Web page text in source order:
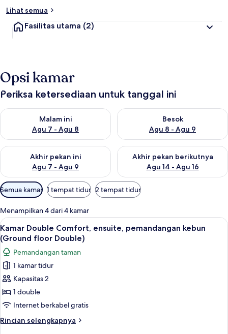
Lihat semua
Fasilitas utama (2)
Opsi kamar
Periksa ketersediaan untuk tanggal ini
Malam ini
Agu 7 - Agu 8
Periksa ketersediaan untuk malam ini Agu 7 - Agu 8
Besok
Agu 8 - Agu 9
Periksa ketersediaan untuk
Akhir pekan ini
Agu 7 - Agu 9
Periksa ketersediaan untuk akhir pekan ini Agu 7 - Agu 9
Akhir pekan berikutnya
Agu 14 - Agu 16
Periksa ketersediaan untuk
Filter
tersedia
untuk
kamar
Semua kamar 1 tempat tidur 2 tempat tidur
Menampilkan 4 dari 4 kamar
Lihat
semua
foto
untuk
Kamar
Double
Comfort,
ensuite,
pemandangan
kebun
Kamar Double Comfort, ensuite,
5
Kamar Double Comfort, ensuite, pemandangan kebun
(Ground floor Double)
Pemandangan taman
1 kamar tidur
Kapasitas 2
1 double
Internet berkabel gratis
Rincian selengkapnya
Rincian